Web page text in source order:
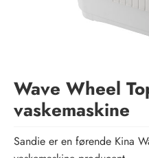
Wave Wheel
vaskemaskine
Sandie er en førende Kina